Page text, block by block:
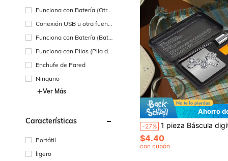
Funciona con Batería (Otra
s Baterías)
Conexión USB u otra fuent
e de alimentación de CC
Funciona con Batería (Bate
Funciona con Pilas (Pila de
Enchufe de Pared
Ninguno
Ver Más
Características
Portátil
ligero
Ahorro
-27% 1 pieza Báscula digital de precisión portátil de tamaño de palma para joyas de oro con pantalla LCD retroiluminada, pinzas y bandeja de pesaje. Excelente para viajes, cocina,
$4.40
con cupón